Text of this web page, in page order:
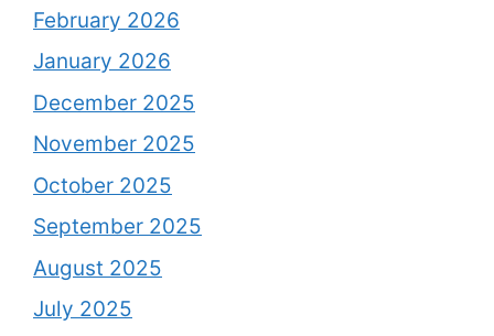
February 2026
January 2026
December 2025
November 2025
October 2025
September 2025
August 2025
July 2025